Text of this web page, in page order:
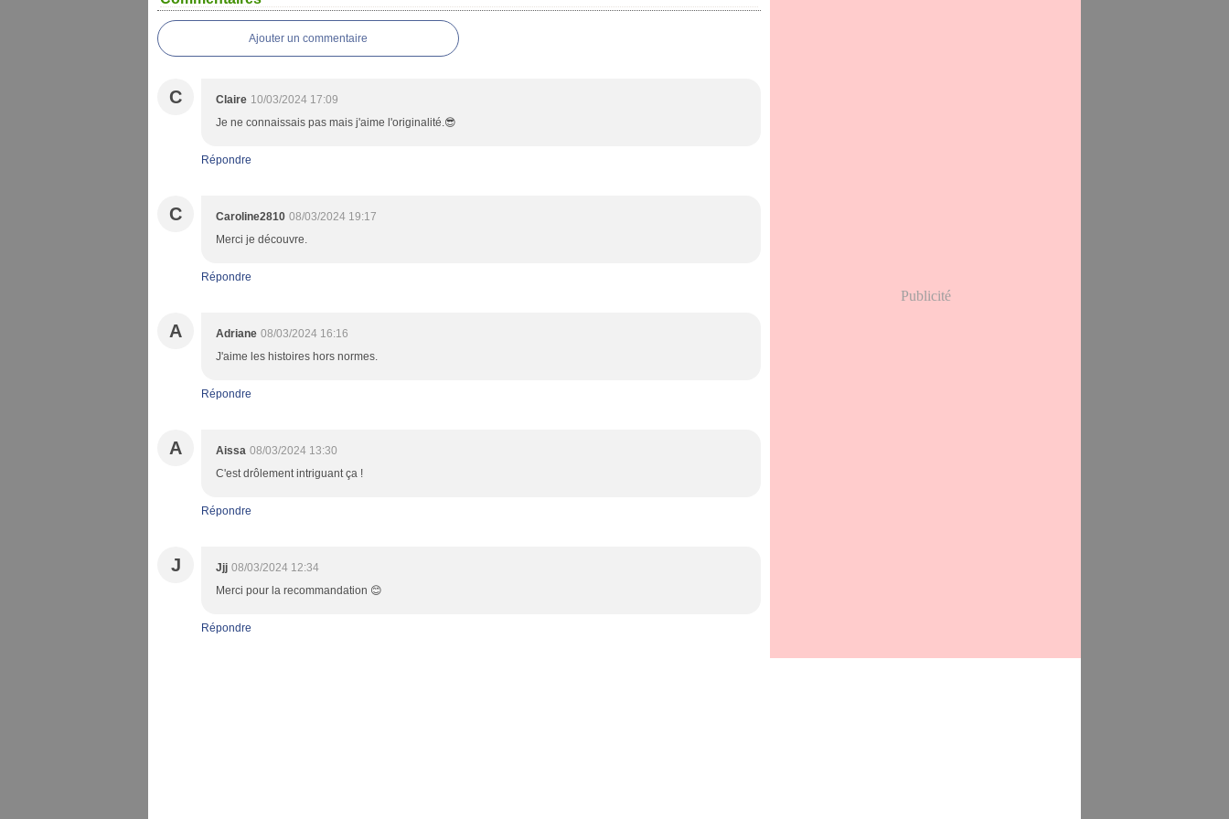
Ajouter un commentaire
C Claire 10/03/2024 17:09
Je ne connaissais pas mais j'aime l'originalité.😎
Répondre
C Caroline2810 08/03/2024 19:17
Merci je découvre.
Répondre
A Adriane 08/03/2024 16:16
J'aime les histoires hors normes.
Répondre
A Aissa 08/03/2024 13:30
C'est drôlement intriguant ça !
Répondre
J Jjj 08/03/2024 12:34
Merci pour la recommandation 😊
Répondre
Publicité